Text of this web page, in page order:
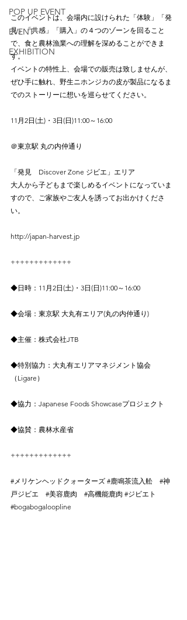
POP UP EVENT
EVENT
EXHIBITION
このイベントは、会場内に設けられた「体験」「発
見」「共感」「購入」の４つのゾーンを回ること
で、食と農林漁業への理解を深めることができま
す。
イベントの特性上、会場での販売は致しませんが、
ぜひ手に触れ、野生ニホンジカの皮が製品になるま
でのストーリーに想いを巡らせてください。
11月2日(土)・3日(日)11:00～16:00
＠東京駅 丸の内仲通り
「発見　Discover Zone ジビエ」エリア
大人から子どもまで楽しめるイベントになっていま
すので、ご家族やご友人を誘ってお出かけくださ
い。
http://japan-harvest.jp
+++++++++++++
◆日時：11月2日(土)・3日(日)11:00～16:00
◆会場：東京駅 大丸有エリア(丸の内仲通り)
◆主催：株式会社JTB
◆特別協力：大丸有エリアマネジメント協会
（Ligare）
◆協力：Japanese Foods Showcaseプロジェクト
◆協賛：農林水産省
+++++++++++++
#メリケンヘッドクォーターズ #鹿鳴茶流入舩
#神
戸ジビエ
#美容鹿肉 #高機能鹿肉 #ジビエト
#bogabogaloopline